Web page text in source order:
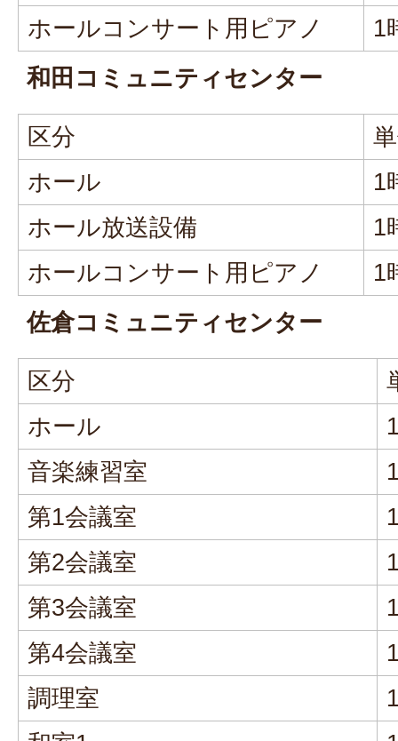
ホールコンサート用ピアノ
1
和田コミュニティセンター
区分
ホール
1
ホール放送設備
1
ホールコンサート用ピアノ
1
佐倉コミュニティセンター
区分
ホール
音楽練習室
第1会議室
第2会議室
第3会議室
第4会議室
調理室